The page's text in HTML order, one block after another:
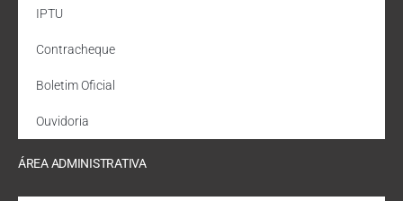
IPTU
Contracheque
Boletim Oficial
Ouvidoria
ÁREA ADMINISTRATIVA